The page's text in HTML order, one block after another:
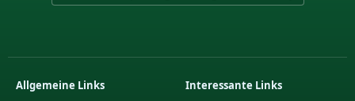
Allgemeine Links
Interessante Links